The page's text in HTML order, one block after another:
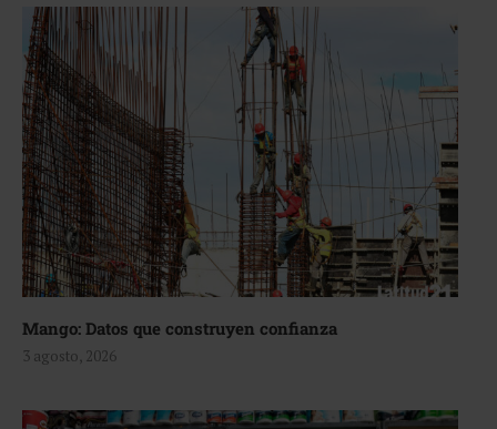
Mango: Datos que construyen confianza
3 agosto, 2026